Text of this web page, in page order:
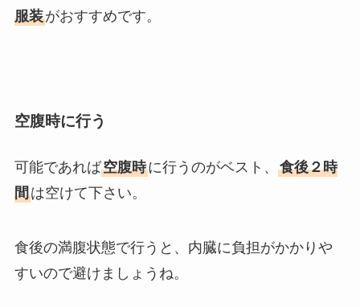
服装がおすすめです。
空腹時に行う
可能であれば空腹時に行うのがベスト、 食後２時
間は空けて下さい。
食後の満腹状態で行うと、内臓に負担がかかりや
すいので避けましょうね。